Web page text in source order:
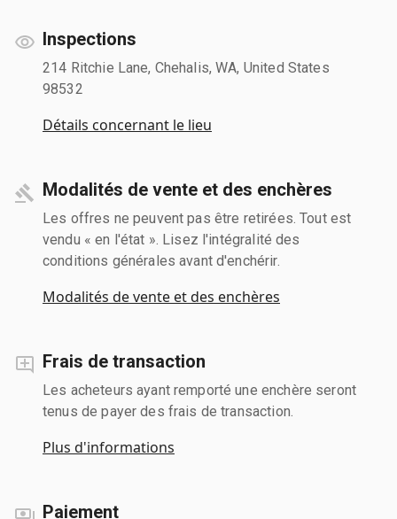
Inspections
214 Ritchie Lane, Chehalis, WA, United States
98532
Détails concernant le lieu
Modalités de vente et des enchères
Les offres ne peuvent pas être retirées. Tout est
vendu « en l'état ». Lisez l'intégralité des
conditions générales avant d'enchérir.
Modalités de vente et des enchères
Frais de transaction
Les acheteurs ayant remporté une enchère seront
tenus de payer des frais de transaction.
Plus d'informations
Paiement